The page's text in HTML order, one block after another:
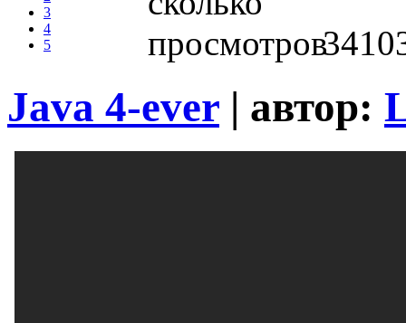
3
4
5
Java 4-ever | автор: